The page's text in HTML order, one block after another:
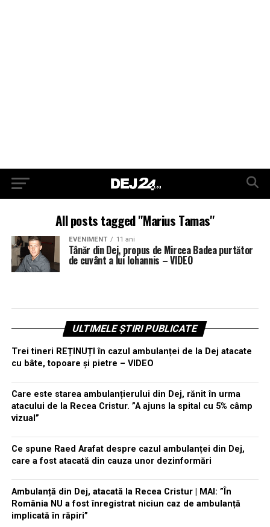
All posts tagged "Marius Tamas"
EVENIMENT 11 ani
Tânăr din Dej, propus de Mircea Badea purtător
de cuvânt a lui Iohannis – VIDEO
ULTIMELE ȘTIRI PUBLICATE
Trei tineri REȚINUȚI în cazul ambulanței de la Dej atacate
cu bâte, topoare și pietre – VIDEO
Care este starea ambulanțierului din Dej, rănit în urma
atacului de la Recea Cristur. ”A ajuns la spital cu 5% câmp
vizual”
Ce spune Raed Arafat despre cazul ambulanței din Dej,
care a fost atacată din cauza unor dezinformări
Ambulanță din Dej, atacată la Recea Cristur | MAI: ”În
România NU a fost înregistrat niciun caz de ambulanță
implicată în răpiri”